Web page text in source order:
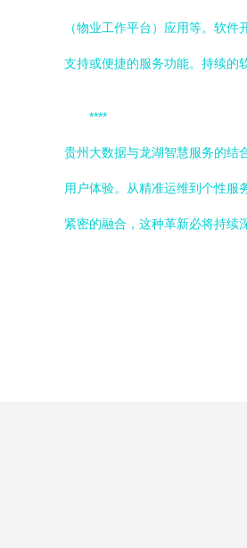
（物业工作平台）应用等。软
支持或便捷的服务功能。持续的
****
贵州大数据与龙湖智慧服务的结
用户体验。从精准运维到个性服
紧密的融合，这种革新必将持续